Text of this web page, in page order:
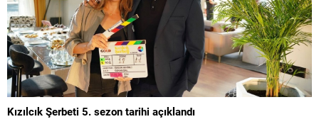
Kızılcık Şerbeti 5. sezon tarihi açıklandı